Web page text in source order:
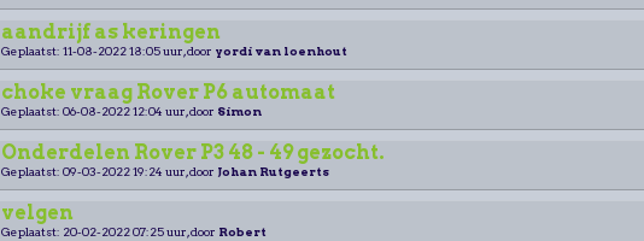
aandrijf as keringen
Geplaatst: 11-08-2022 18:05 uur, door yordi van loenhout
choke vraag Rover P6 automaat
Geplaatst: 06-08-2022 12:04 uur, door Simon
Onderdelen Rover P3 48 - 49 gezocht.
Geplaatst: 09-03-2022 19:24 uur, door Johan Rutgeerts
velgen
Geplaatst: 20-02-2022 07:25 uur, door Robert